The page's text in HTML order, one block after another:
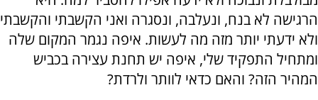
הרגישה לא בנח, ונעלבה, ונסגרה ואני הקשבתי והקשבתי
ולא ידעתי יותר מזה מה לעשות. איפה נגמר המקום שלה
ומתחיל התפקיד שלי, איפה יש תחנת עצירה בכביש
המהיר הזה? והאם כדאי לוותר ולרדת?